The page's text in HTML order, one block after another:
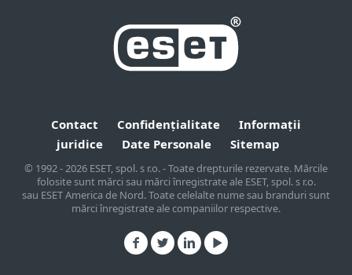
Contact Confidențialitate
Informații
juridice
Date Personale Sitemap
© 1992 - 2026 ESET, spol. s r.o. - Toate drepturile rezervate. Mărcile
folosite sunt mărci sau mărci înregistrate ale ESET, spol. s r.o.
sau ESET America de Nord. Toate celelalte nume sau branduri sunt
mărci înregistrate ale companiilor respective.